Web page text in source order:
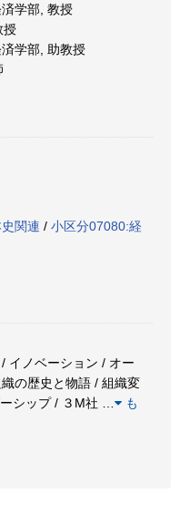
学部, 教授
授
学部, 助教授
関連 / 小区分07080:経
イノベーション / オー
の歴史と物語 / 組織変
シップ / ３M社
も